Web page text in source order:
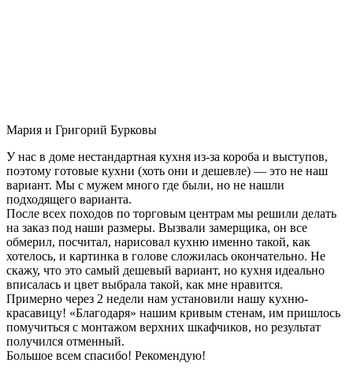
Мария и Григорий Бурковы
У нас в доме нестандартная кухня из-за короба и выступов,
поэтому готовые кухни (хоть они и дешевле) — это не наш
вариант. Мы с мужем много где были, но не нашли
подходящего варианта.
После всех походов по торговым центрам мы решили делать
на заказ под наши размеры. Вызвали замерщика, он все
обмерил, посчитал, нарисовал кухню именно такой, как
хотелось, и картинка в голове сложилась окончательно. Не
скажу, что это самый дешевый вариант, но кухня идеально
вписалась и цвет выбрала такой, как мне нравится.
Примерно через 2 недели нам установили нашу кухню-
красавицу! «Благодаря» нашим кривым стенам, им пришлось
помучиться с монтажом верхних шкафчиков, но результат
получился отменный.
Большое всем спасибо! Рекомендую!